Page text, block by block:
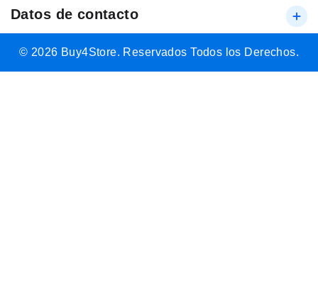
Datos de contacto
© 2026 Buy4Store. Reservados Todos los Derechos.